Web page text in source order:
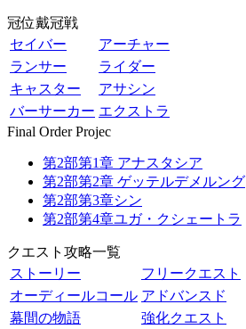
冠位戴冠戦
セイバー
アーチャー
ランサー
ライダー
キャスター
アサシン
バーサーカー エクストラ
Final Order Projec
第2部第1章 アナスタシア
第2部第2章 ゲッテルデメルング
第2部第3章シン
第2部第4章ユガ・クシェートラ
クエスト攻略一覧
ストーリー
フリークエスト
オーディールコール アドバンスド
幕間の物語
強化クエスト